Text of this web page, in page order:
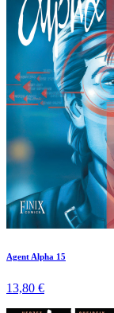
Agent Alpha 15
13,80 €